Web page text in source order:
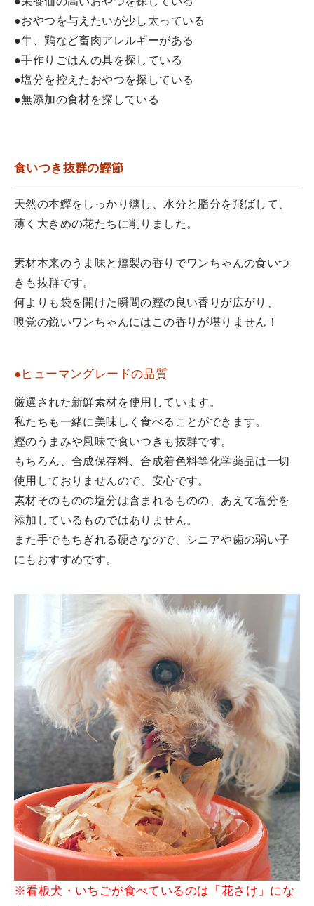
●おやつを与えたいが少し太っている
●牛、鶏など畜肉アレルギーがある
●手作りごはんの具を探している
●塩分を控えたおやつを探している
●無添加の食材を探している
食いつき抜群の鰹節
天然の本鰹をしっかり燻し、水分と脂分を飛ばして、
薄く大きめの花たちに削りました。
素材本来のうま味と燻製の香りでワンちゃんの食いつ
きも抜群です。
何よりも袋を開けた瞬間の鰹の良い香りが広がり、
嗅覚の鋭いワンちゃんにはこの香りが堪りません！
●ヒューマングレードの品質
厳選された新鮮素材を使用しています。
私たちも一緒に美味しく食べることができます。
鰹のうまみや風味で食いつきも抜群です。
もちろん、合成保存料、合成着色料等化学薬品は一切
使用しておりませんので、安心です。
素材そのものの塩分は含まれるものの、あえて塩分を
添加しているものではありません。
また手でもちぎれる硬さなので、シニアや歯の弱い子
にもおすすめです。
※看板犬・いちごが食べているのは「花さけ」にな